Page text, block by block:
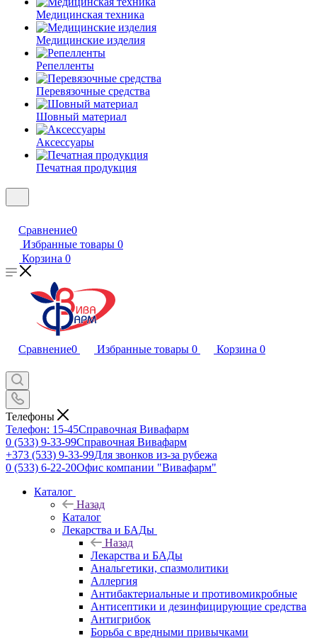
Медицинская техника
Медицинские изделия
Репелленты
Перевязочные средства
Шовный материал
Аксессуары
Печатная продукция
Сравнение0
Избранные товары 0
Корзина 0
Сравнение0 Избранные товары 0 Корзина 0
Телефоны
Телефон: 15-45Справочная Вивафарм
0 (533) 9-33-99Справочная Вивафарм
+373 (533) 9-33-99Для звонков из-за рубежа
0 (533) 6-22-20Офис компании "Вивафарм"
Каталог
Назад
Каталог
Лекарства и БАДы
Назад
Лекарства и БАДы
Анальгетики, спазмолитики
Аллергия
Антибактериальные и противомикробные
Антисептики и дезинфицирующие средства
Антигрибок
Борьба с вредными привычками